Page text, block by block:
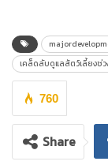
เข้าใจไลฟ์สไตล์คน
ผู้นำด้าน Pet-
ลูกบ้านที่เลี้ยงสัตว์
สัตว์ทองหล่อ มา
ของผู้อยู่อาศัยและ
ความสุขในช่วงฤดู
แมวในคอนโดช่วง
เคล็ดลับดูแลสัตว์เลี้ยงช่
760
Share